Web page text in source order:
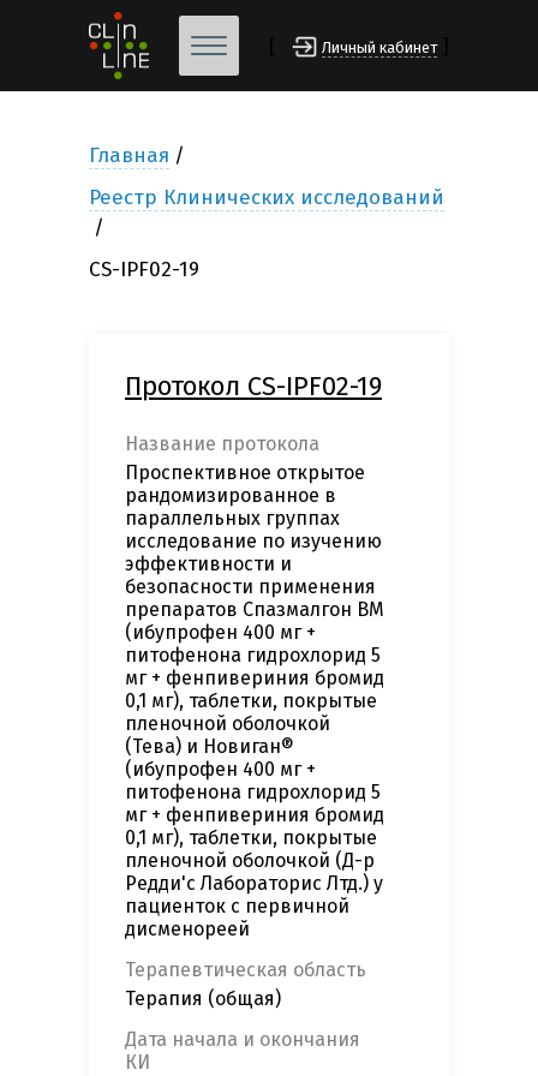
Личный кабинет
Главная
Реестр Клинических исследований
CS-IPF02-19
Протокол CS-IPF02-19
Название протокола
Проспективное открытое
рандомизированное в
параллельных группах
исследование по изучению
эффективности и
безопасности применения
препаратов Спазмалгон ВМ
(ибупрофен 400 мг +
питофенона гидрохлорид 5
мг + фенпивериния бромид
0,1 мг), таблетки, покрытые
пленочной оболочкой
(Тева) и Новиган®
(ибупрофен 400 мг +
питофенона гидрохлорид 5
мг + фенпивериния бромид
0,1 мг), таблетки, покрытые
пленочной оболочкой (Д-р
Редди'с Лабораторис Лтд.) у
пациенток с первичной
дисменореей
Терапевтическая область
Терапия (общая)
Дата начала и окончания
КИ